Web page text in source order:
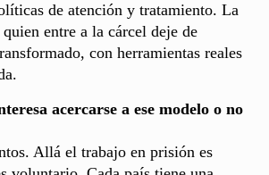
de atención y tratamiento. La
entre a la cárcel deje de
con herramientas reales
acercarse a ese modelo o no
Allá el trabajo en prisión es